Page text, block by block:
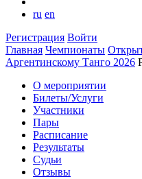
ru en
Регистрация Войти
Главная Чемпионаты
Аргентинскому Танго 2026
О мероприятии
Билеты/Услуги
Участники
Пары
Расписание
Результаты
Судьи
Отзывы